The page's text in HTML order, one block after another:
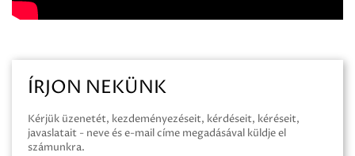
ÍRJON NEKÜNK
Kérjük üzenetét, kezdeményezéseit, kérdéseit, kéréseit,
javaslatait - neve és e-mail címe megadásával küldje el
számunkra.